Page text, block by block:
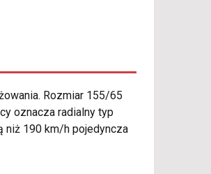
Rozmiar 155/65
oznacza radialny typ
niż 190 km/h pojedyncza